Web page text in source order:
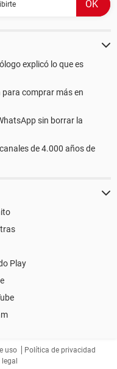
explicó lo que es
para comprar más en
sin borrar la
de 4.000 años de
Play
uso
Política de privacidad